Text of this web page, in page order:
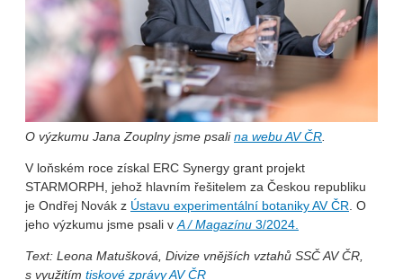
O výzkumu Jana Zouplny jsme psalina webu AV ČR
V loňském roce získal ERC Synergy grant projekt
STARMORPH, jehož hlavním řešitelem za Českou republiku
je Ondřej Novák z Ústavu experimentální botaniky AV ČR . O
jeho výzkumu jsme psali v A / Magazínu 3/2024.
Text: Leona Matušková, Divize vnějších vztahů SSČ AV ČR,
s využitím tiskové zprávy AV ČR